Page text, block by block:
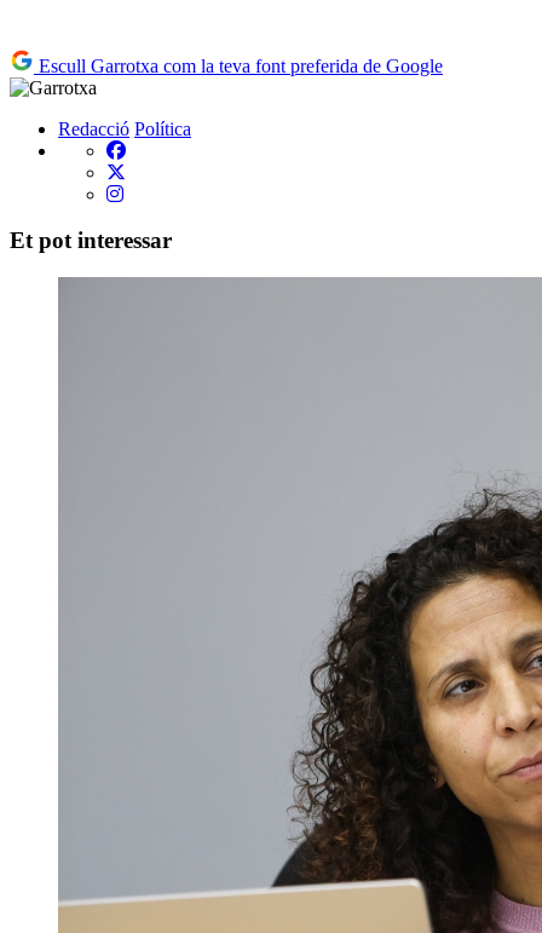
Escull Garrotxa com la teva font preferida de Google
Redacció Política
Et pot interessar